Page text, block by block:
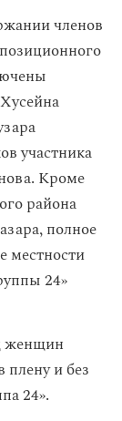
членов
участника
Кроме
района
полное
местности
24»
женщин
плену и без
24».